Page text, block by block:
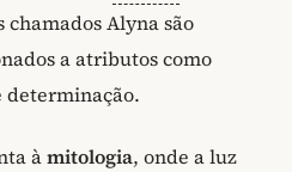
Alyna são
a atributos como
determinação.
àmitologia, onde a luz